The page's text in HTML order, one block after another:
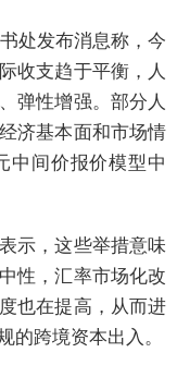
处发布消息称，今
收支趋于平衡，人
弹性增强。部分人
济基本面和市场情
中间价报价模型中
示，这些举措意味
性，汇率市场化改
也在提高，从而进
的跨境资本出入。